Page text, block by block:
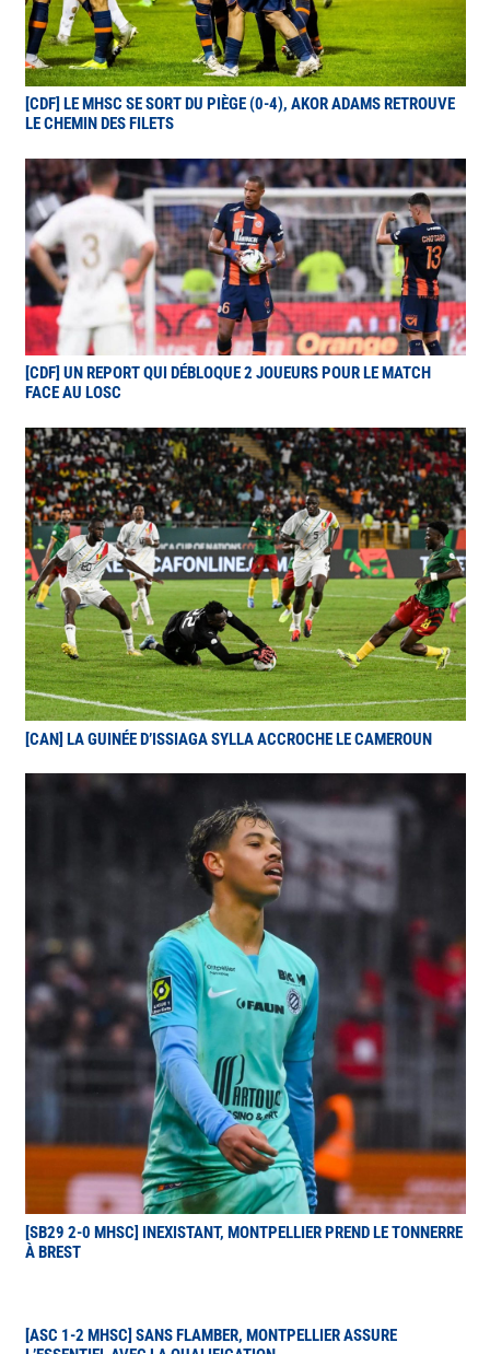
[CDF] LE MHSC SE SORT DU PIÈGE (0-4), AKOR ADAMS RETROUVE
LE CHEMIN DES FILETS
[CDF] UN REPORT QUI DÉBLOQUE 2 JOUEURS POUR LE MATCH
FACE AU LOSC
[CAN] LA GUINÉE D’ISSIAGA SYLLA ACCROCHE LE CAMEROUN
[SB29 2-0 MHSC] INEXISTANT, MONTPELLIER PREND LE TONNERRE
À BREST
[ASC 1-2 MHSC] SANS FLAMBER, MONTPELLIER ASSURE